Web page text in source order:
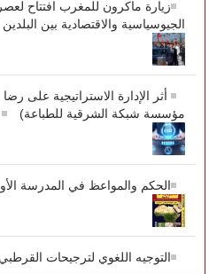
زيارة ماكرون للمغرب افتتاح
الجيوسياسية والاقتصادية بين البلدين
أثر الإدارة الاستراتيجية على
مؤسسة شبكة الشرقية للطباعة)
الحكم والمواعظ في المدرسة
التوجيه اللغوي لترجيحات